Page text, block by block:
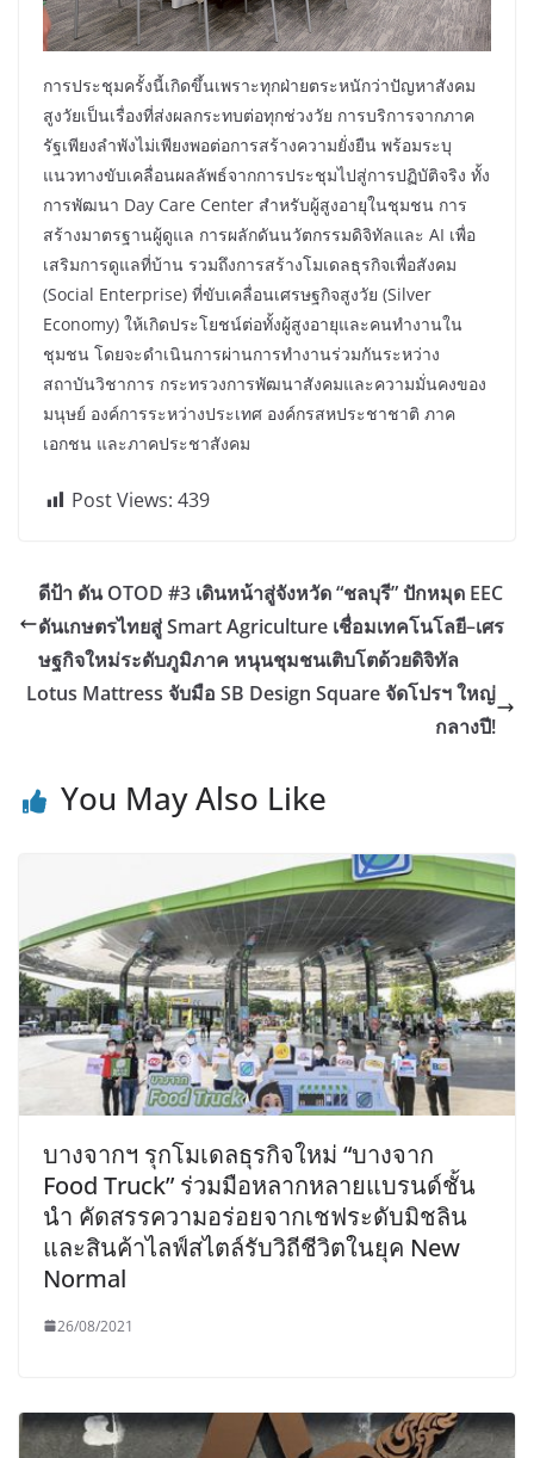
การประชุมครั้งนี้เกิดขึ้นเพราะทุกฝ่ายตระหนักว่าปัญหาสังคม
สูงวัยเป็นเรื่องที่ส่งผลกระทบต่อทุกช่วงวัย การบริการจากภาค
รัฐเพียงลำพังไม่เพียงพอต่อการสร้างความยั่งยืน พร้อมระบุ
แนวทางขับเคลื่อนผลลัพธ์จากการประชุมไปสู่การปฏิบัติจริง ทั้ง
การพัฒนา Day Care Center สำหรับผู้สูงอายุในชุมชน การ
สร้างมาตรฐานผู้ดูแล การผลักดันนวัตกรรมดิจิทัลและ AI เพื่อ
เสริมการดูแลที่บ้าน รวมถึงการสร้างโมเดลธุรกิจเพื่อสังคม
(Social Enterprise) ที่ขับเคลื่อนเศรษฐกิจสูงวัย (Silver
Economy) ให้เกิดประโยชน์ต่อทั้งผู้สูงอายุและคนทำงานใน
ชุมชน โดยจะดำเนินการผ่านการทำงานร่วมกันระหว่าง
สถาบันวิชาการ กระทรวงการพัฒนาสังคมและความมั่นคงของ
มนุษย์ องค์การระหว่างประเทศ องค์กรสหประชาชาติ ภาค
เอกชน และภาคประชาสังคม
Post Views: 439
ดีป้า ดัน OTOD #3 เดินหน้าสู่จังหวัด “ชลบุรี” ปักหมุด EEC
ดันเกษตรไทยสู่ Smart Agriculture เชื่อมเทคโนโลยี–เศร
ษฐกิจใหม่ระดับภูมิภาค หนุนชุมชนเติบโตด้วยดิจิทัล
Lotus Mattress จับมือ SB Design Square จัดโปรฯ ใหญ่
กลางปี!
You May Also Like
บางจากฯ รุกโมเดลธุรกิจใหม่ “บางจาก
Food Truck” ร่วมมือหลากหลายแบรนด์ชั้น
นำ คัดสรรความอร่อยจากเชฟระดับมิชลิน
และสินค้าไลฟ์สไตล์รับวิถีชีวิตในยุค New
Normal
26/08/2021